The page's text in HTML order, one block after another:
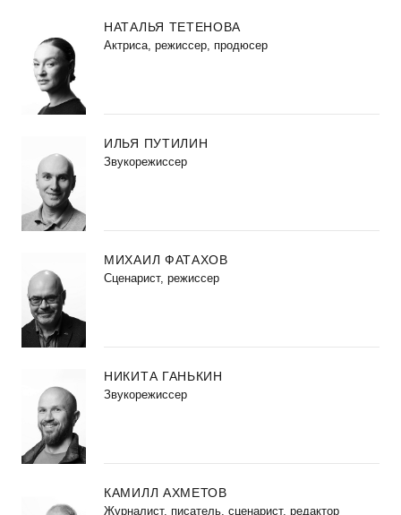
НАТАЛЬЯ ТЕТЕНОВА
Актриса, режиссер, продюсер
ИЛЬЯ ПУТИЛИН
Звукорежиссер
МИХАИЛ ФАТАХОВ
Cценарист, режиссер
НИКИТА ГАНЬКИН
Звукорежиссер
КАМИЛЛ АХМЕТОВ
Журналист, писатель, сценарист, редактор